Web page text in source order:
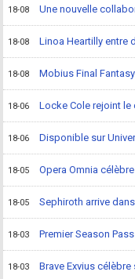
18-08 Une nouvelle
18-08 Linoa Heartilly entre
18-08 Mobius Final
18-06 Locke Cole rejoint le
18-06 Disponible sur
18-05 Opera Omnia
18-05 Sephiroth arrive
18-03 Premier Season
18-03 Brave Exvius